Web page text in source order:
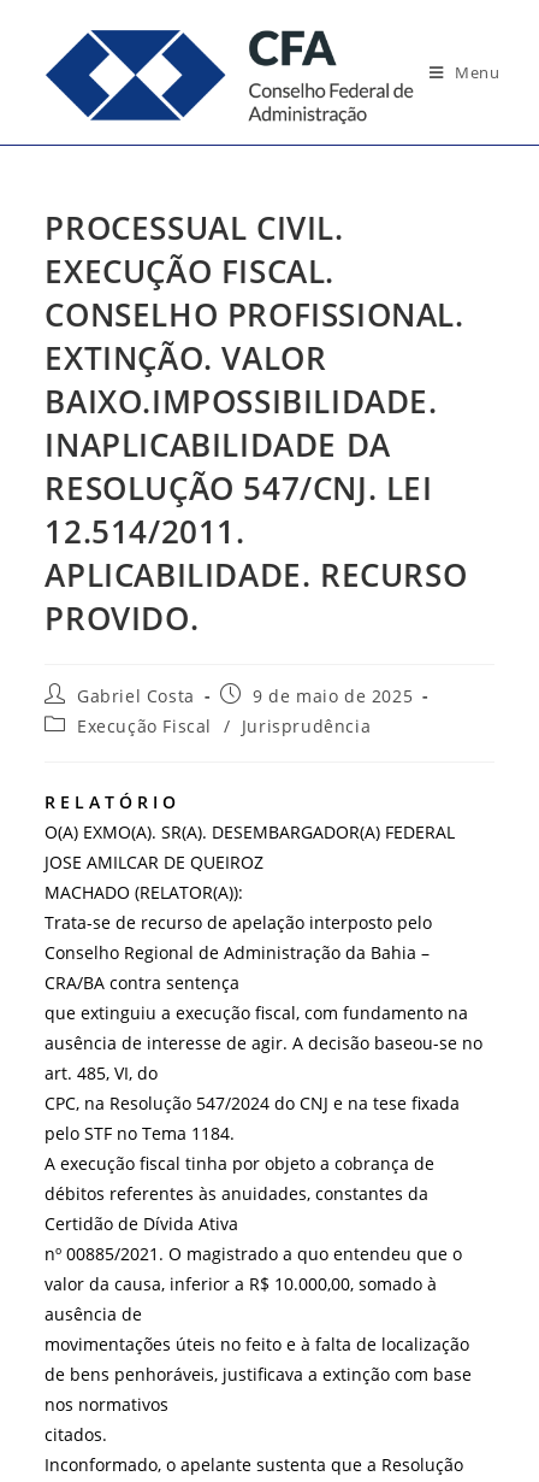
conteúdo
Menu
PROCESSUAL CIVIL.
EXECUÇÃO FISCAL.
CONSELHO PROFISSIONAL.
EXTINÇÃO. VALOR
BAIXO.IMPOSSIBILIDADE.
INAPLICABILIDADE DA
RESOLUÇÃO 547/CNJ. LEI
12.514/2011.
APLICABILIDADE. RECURSO
PROVIDO.
Autor
do
post:
Gabriel Costa
Post
publicado:
9 de maio de 2025
Categoria
Execução Fiscal / Jurisprudência
R E L A T Ó R I O
O(A) EXMO(A). SR(A). DESEMBARGADOR(A) FEDERAL
JOSE AMILCAR DE QUEIROZ
MACHADO (RELATOR(A)):
Trata-se de recurso de apelação interposto pelo
Conselho Regional de Administração da Bahia –
CRA/BA contra sentença
que extinguiu a execução fiscal, com fundamento na
ausência de interesse de agir. A decisão baseou-se no
art. 485, VI, do
CPC, na Resolução 547/2024 do CNJ e na tese fixada
pelo STF no Tema 1184.
A execução fiscal tinha por objeto a cobrança de
débitos referentes às anuidades, constantes da
Certidão de Dívida Ativa
nº 00885/2021. O magistrado a quo entendeu que o
valor da causa, inferior a R$ 10.000,00, somado à
ausência de
movimentações úteis no feito e à falta de localização
de bens penhoráveis, justificava a extinção com base
nos normativos
citados.
Inconformado, o apelante sustenta que a Resolução